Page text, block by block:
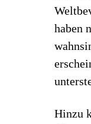
haben
Hinzu